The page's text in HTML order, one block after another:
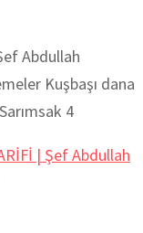
Abdullah
Kuşbaşı dana
4
| Şef Abdullah